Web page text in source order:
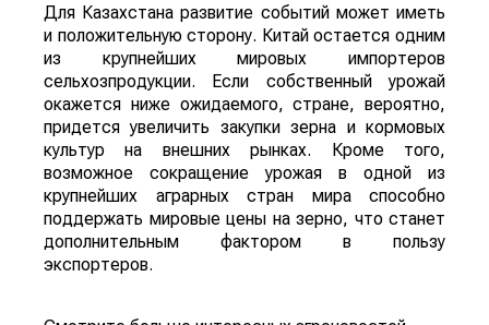
Для Казахстана развитие событий может иметь
и положительную сторону. Китай остается одним
из крупнейших мировых импортеров
сельхозпродукции. Если собственный урожай
окажется ниже ожидаемого, стране, вероятно,
придется увеличить закупки зерна и кормовых
культур на внешних рынках. Кроме того,
возможное сокращение урожая в одной из
крупнейших аграрных стран мира способно
поддержать мировые цены на зерно, что станет
дополнительным фактором в пользу
экспортеров.